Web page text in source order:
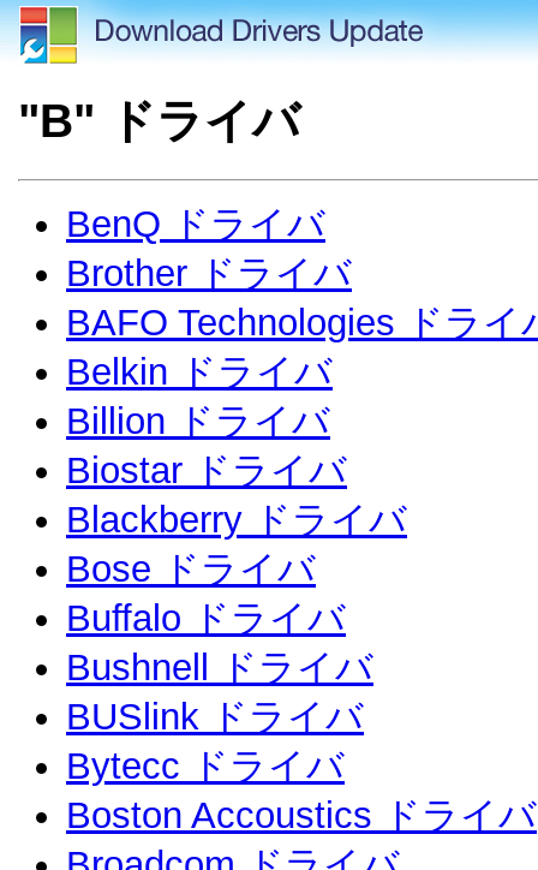
"B" ドライバ
BenQ ドライバ
Brother ドライバ
BAFO Technologies ドライ
Belkin ドライバ
Billion ドライバ
Biostar ドライバ
Blackberry ドライバ
Bose ドライバ
Buffalo ドライバ
Bushnell ドライバ
BUSlink ドライバ
Bytecc ドライバ
Boston Accoustics ドライバ